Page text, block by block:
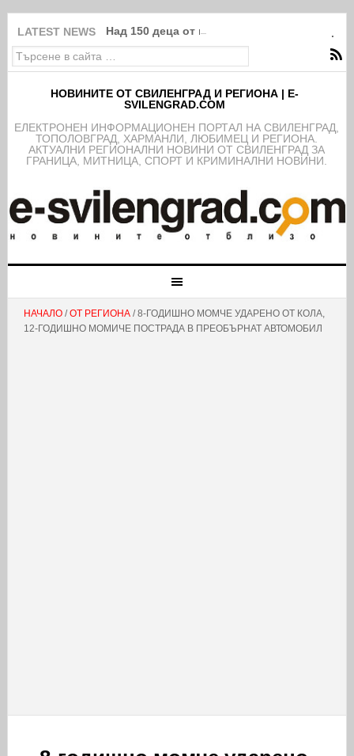
LATEST NEWS Над 150 деца от школата на ФК
НОВИНИТЕ ОТ СВИЛЕНГРАД И РЕГИОНА | E-
SVILENGRAD.COM
EЛЕКТРОНЕН ИНФОРМАЦИОНЕН ПОРТАЛ НА СВИЛЕНГРАД,
ТОПОЛОВГРАД, ХАРМАНЛИ, ЛЮБИМЕЦ И РЕГИОНА.
АКТУАЛНИ РЕГИОНАЛНИ НОВИНИ ОТ СВИЛЕНГРАД ЗА
ГРАНИЦА, МИТНИЦА, СПОРТ И КРИМИНАЛНИ НОВИНИ.
НАЧАЛО/ОТ РЕГИОНА/ 8-ГОДИШНО МОМЧЕ УДАРЕНО ОТ КОЛА,
12-ГОДИШНО МОМИЧЕ ПОСТРАДА В ПРЕОБЪРНАТ АВТОМОБИЛ